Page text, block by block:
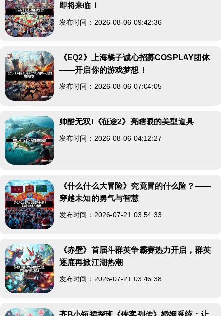
即将来临！
发布时间：2026-08-06 09:42:36
《EQ2》上海橘子诚心招募COSPLAY团体
——开启你的游戏梦想！
发布时间：2026-08-06 07:04:05
帅酷无双!《征途2》亮瞎眼的美型道具
发布时间：2026-08-06 04:12:27
《什么什么大冒险》究竟冒的什么险？——
穿越未知的勇气与智慧
发布时间：2026-07-21 03:54:33
《赤壁》首届斗群英争霸赛热力开启，群英
逐鹿再掀江湖热潮
发布时间：2026-07-21 03:46:38
齐B小短裙探班《侠客列传》婚姻系统：让